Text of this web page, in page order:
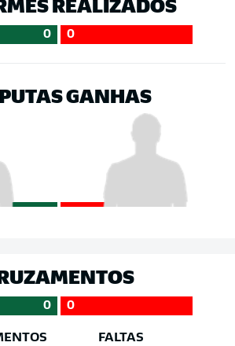
0 0
GANHAS
0 0
FALTAS